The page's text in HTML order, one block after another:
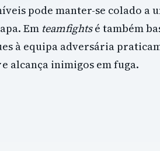
pode manter-se colado a
Em teamfightsé também
à equipa adversária
e alcança inimigos em fuga.